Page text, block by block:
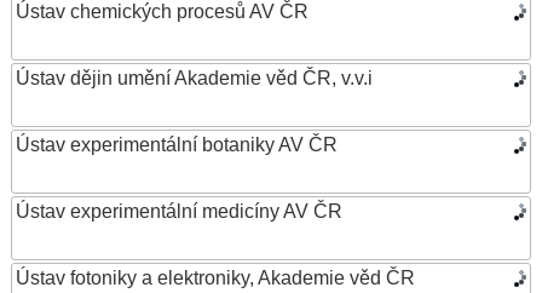
Ústav chemických procesů AV ČR
Ústav dějin umění Akademie věd ČR, v.v.i
Ústav experimentální botaniky AV ČR
Ústav experimentální medicíny AV ČR
Ústav fotoniky a elektroniky, Akademie věd ČR